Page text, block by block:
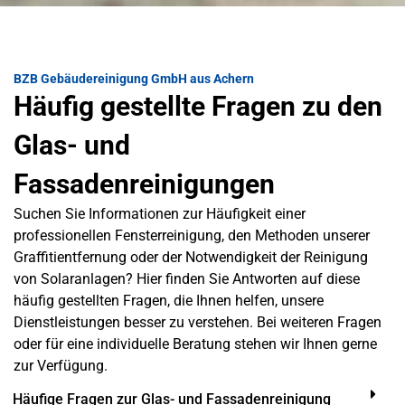
BZB Gebäudereinigung GmbH aus Achern
Häufig gestellte Fragen zu den
Glas- und
Fassadenreinigungen
Suchen Sie Informationen zur Häufigkeit einer
professionellen Fensterreinigung, den Methoden unserer
Graffitientfernung oder der Notwendigkeit der Reinigung
von Solaranlagen? Hier finden Sie Antworten auf diese
häufig gestellten Fragen, die Ihnen helfen, unsere
Dienstleistungen besser zu verstehen. Bei weiteren Fragen
oder für eine individuelle Beratung stehen wir Ihnen gerne
zur Verfügung.
Häufige Fragen zur Glas- und Fassadenreinigung